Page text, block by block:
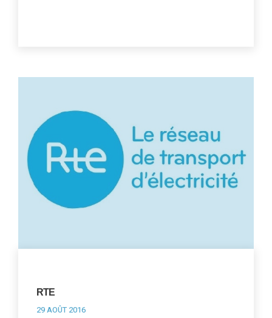
RTE
29 AOÛT 2016